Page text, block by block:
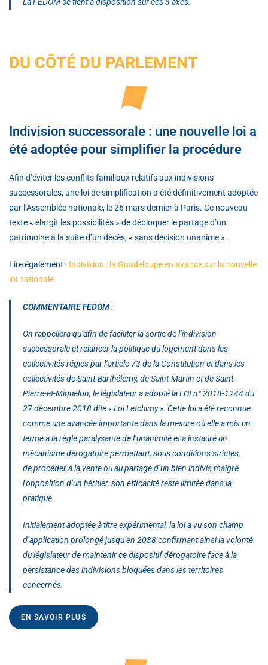
DU CÔTÉ DU PARLEMENT
Indivision successorale : une nouvelle loi a
été adoptée pour simplifier la procédure
Afin d’éviter les conflits familiaux relatifs aux indivisions
successorales, une loi de simplification a été définitivement adoptée
par l’Assemblée nationale, le 26 mars dernier à Paris. Ce nouveau
texte « élargit les possibilités » de débloquer le partage d’un
patrimoine à la suite d’un décès, « sans décision unanime ».
Lire également : Indivision : la Guadeloupe en avance sur la nouvelle
loi nationale
COMMENTAIRE FEDOM:
On rappellera qu’afin de faciliter la sortie de l’indivision
successorale et relancer la politique du logement dans les
collectivités régies par l’article 73 de la Constitution et dans les
collectivités de Saint-Barthélemy, de Saint-Martin et de Saint-
Pierre-et-Miquelon, le législateur a adopté la LOI n° 2018-1244 du
27 décembre 2018 dite « Loi Letchimy ». Cette loi a été reconnue
comme une avancée importante dans la mesure où elle a mis un
terme à la règle paralysante de l’unanimité et a instauré un
mécanisme dérogatoire permettant, sous conditions strictes,
de procéder à la vente ou au partage d’un bien indivis malgré
l’opposition d’un héritier, son efficacité reste limitée dans la
pratique.
Initialement adoptée à titre expérimental, la loi a vu son champ
d’application prolongé jusqu’en 2038 confirmant ainsi la volonté
du législateur de maintenir ce dispositif dérogatoire face à la
persistance des indivisions bloquées dans les territoires
concernés.
EN SAVOIR PLUS